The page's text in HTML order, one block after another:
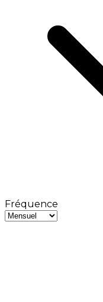
Fréquence